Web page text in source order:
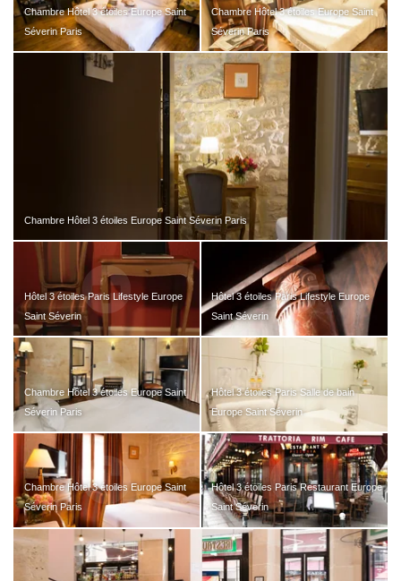
Chambre Hôtel 3 étoiles Europe Saint
Séverin Paris
Chambre Hôtel 3 étoiles Europe Saint
Séverin Paris
Chambre Hôtel 3 étoiles Europe Saint Séverin Paris
Hôtel 3 étoiles Paris Lifestyle Europe
Saint Séverin
Hôtel 3 étoiles Paris Lifestyle Europe
Saint Séverin
Chambre Hôtel 3 étoiles Europe Saint
Séverin Paris
Hôtel 3 étoiles Paris Salle de bain
Europe Saint Séverin
Chambre Hôtel 3 étoiles Europe Saint
Séverin Paris
Hôtel 3 étoiles Paris Restaurant Europe
Saint Séverin